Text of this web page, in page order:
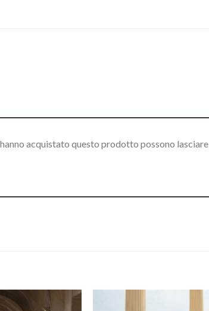
acquistato questo prodotto possono lasciare